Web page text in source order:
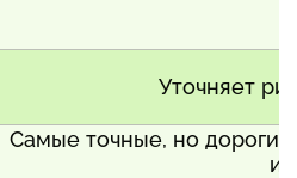
Уточняет
Самые точные, но